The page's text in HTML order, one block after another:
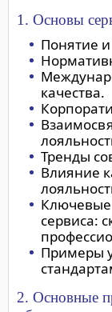
1. Основы
Понятие
качества.
Тренды
Влияние
Ключевые
сервиса:
Примеры
2. Основные